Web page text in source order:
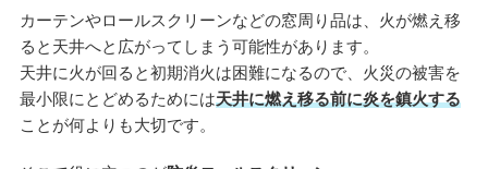
カーテンやロールスクリーンなどの窓周り品は、火が燃え移
ると天井へと広がってしまう可能性があります。
天井に火が回ると初期消火は困難になるので、火災の被害を
最小限にとどめるためには天井に燃え移る前に炎を鎮火する
ことが何よりも大切です。